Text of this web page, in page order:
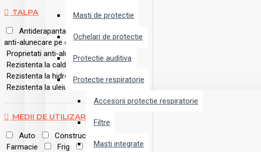
Masti de protectie
Ochelari de protectie
Protectie auditiva
Protectie respiratorie
Accesorii protectie respiratorie
Filtre
Masti integrate
TALPA
Antiderapanta
anti-alunecare pe ceramica
Proprietati anti-alunecare pe otel
Rezistenta la caldura de contact
Rezistenta la hidrocarburi
Rezistenta la uleiuri
MEDII DE UTILIZARE
Auto
Constructii
Farmacie
Frig
Industria